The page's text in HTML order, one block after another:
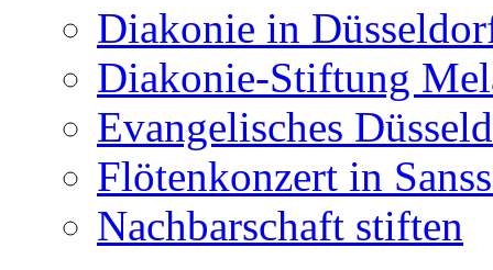
Diakonie in
Diakonie-Stiftung
Evangelisches
Flötenkonzert in
Nachbarschaft stiften